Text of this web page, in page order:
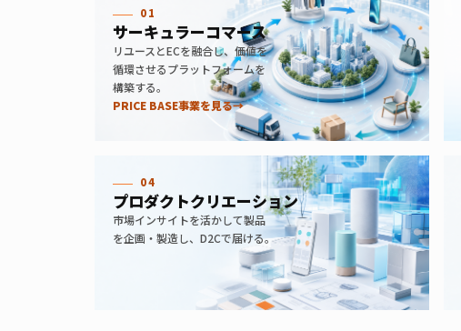
01
サーキュラーコマース
リユースとECを融合し、価値を
循環させるプラットフォームを
構築する。
PRICE BASE事業を見る→
04
プロダクトクリエーション
市場インサイトを活かして製品
を企画・製造し、D2Cで届ける。